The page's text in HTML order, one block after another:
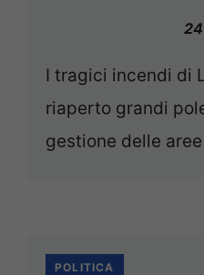
I tragici incendi di
riaperto grandi
gestione delle
POLITICA